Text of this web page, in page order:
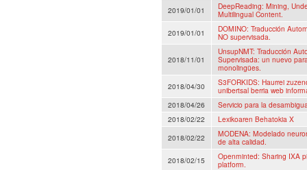
2019/01/01
DeepReading: Mining,
Multilingual Content.
2019/01/01
DOMINO: Traducción
NO supervisada.
2018/11/01
UnsupNMT: Traducción
Supervisada: un nuevo
monolingües.
2018/04/30
S3FORKIDS: Haurrei
unibertsal berria web
2018/04/26
Servicio para la
2018/02/22
Lexikoaren Behatokia X
2018/02/22
MODENA: Modelado
de alta calidad.
2018/02/15
Openminted: Sharing IXA
platform.